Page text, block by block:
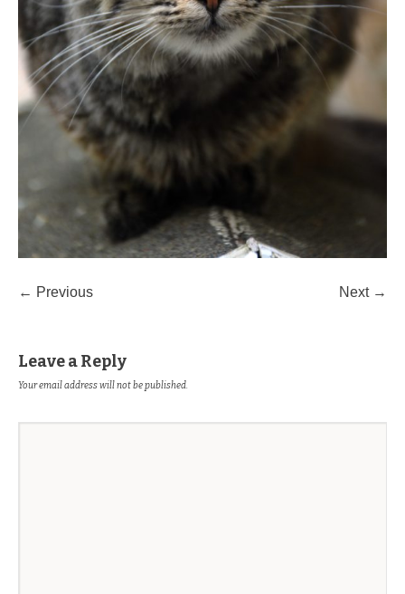
← Previous Next →
Leave a Reply
Your email address will not be published.